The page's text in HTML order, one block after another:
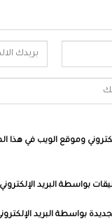
وموقع الويب في هذا
بواسطة البريد
بواسطة البريد